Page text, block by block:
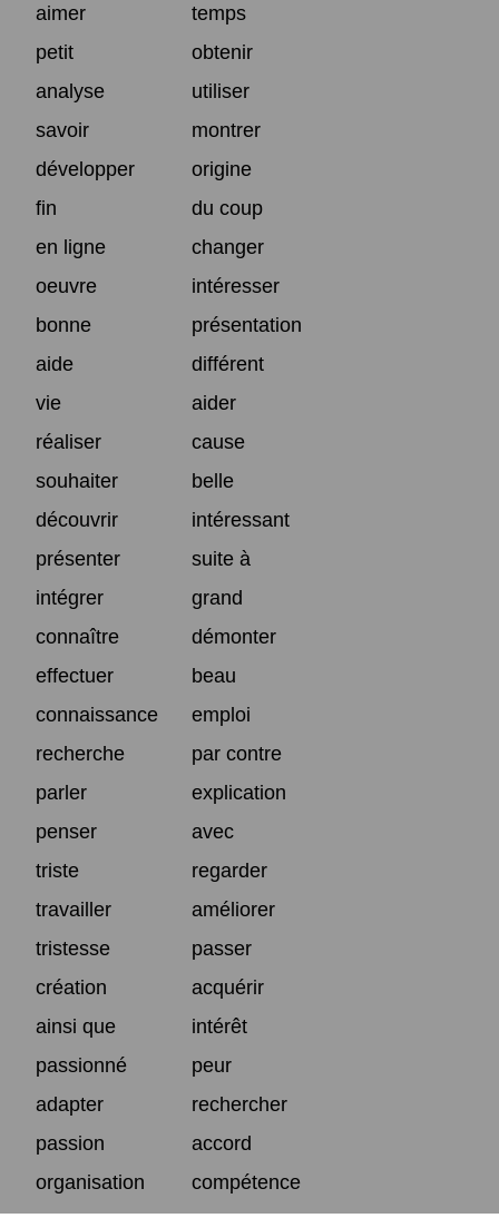
aimer
temps
petit
obtenir
analyse
utiliser
savoir
montrer
développer
origine
fin
du coup
en ligne
changer
oeuvre
intéresser
bonne
présentation
aide
différent
vie
aider
réaliser
cause
souhaiter
belle
découvrir
intéressant
présenter
suite à
intégrer
grand
connaître
démonter
effectuer
beau
connaissance
emploi
recherche
par contre
parler
explication
penser
avec
triste
regarder
travailler
améliorer
tristesse
passer
création
acquérir
ainsi que
intérêt
passionné
peur
adapter
rechercher
passion
accord
organisation
compétence